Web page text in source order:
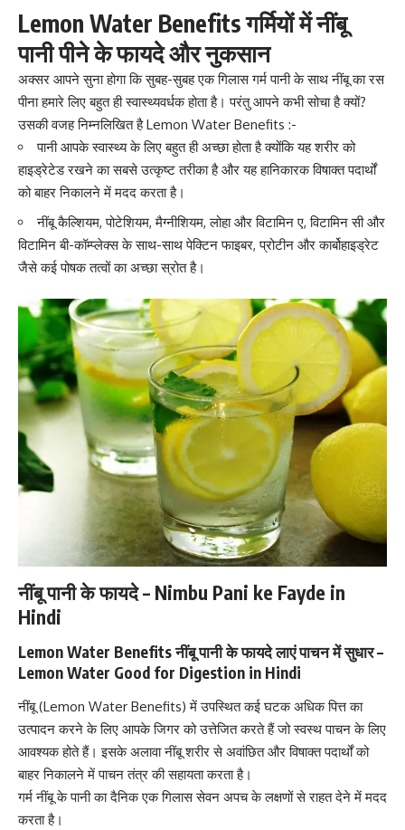
Lemon Water Benefits गर्मियों में नींबू
पानी पीने के फायदे और नुकसान
अक्सर आपने सुना होगा कि सुबह-सुबह एक गिलास गर्म पानी के साथ नींबू का रस
पीना हमारे लिए बहुत ही स्वास्थ्यवर्धक होता है। परंतु आपने कभी सोचा है क्यों?
उसकी वजह निम्नलिखित है Lemon Water Benefits :-
पानी आपके स्वास्थ्य के लिए बहुत ही अच्छा होता है क्योंकि यहशरीर को
हाइड्रेटेड रखने का सबसे उत्कृष्ट तरीका हैऔर यह हानिकारक विषाक्त पदार्थों
को बाहर निकालने में मदद करता है।
नींबू कैल्शियम,पोटेशियम, मैग्नीशियम, लोहा औरविटामिन ए,विटामिन सीऔर
विटामिन बी-कॉम्प्लेक्स के साथ-साथ पेक्टिन फाइबर, प्रोटीन और कार्बोहाइड्रेट
जैसे कई पोषक तत्वों का अच्छा स्रोत है।
नींबू पानी के फायदे – Nimbu Pani ke Fayde in
Hindi
Lemon Water Benefits नींबू पानी के फायदे लाएं पाचन में सुधार –
Lemon Water Good for Digestion in Hindi
नींबू (Lemon Water Benefits) में उपस्थित कई घटक अधिक पित्त का
उत्पादन करने के लिए आपके जिगर को उत्तेजित करते हैं जो स्वस्थ पाचन के लिए
आवश्यक होते हैं। इसके अलावा नींबू शरीर से अवांछित और विषाक्त पदार्थों को
बाहर निकालने में पाचन तंत्र की सहायता करता है।
गर्म नींबू के पानी का दैनिक एक गिलास सेवन अपच के लक्षणों से राहत देने में मदद
करता है।